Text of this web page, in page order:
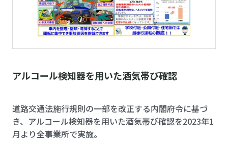
アルコール検知器を用いた酒気帯び確認
道路交通法施行規則の一部を改正する内閣府令に基づ
き、アルコール検知器を用いた酒気帯び確認を2023年1
月より全事業所で実施。